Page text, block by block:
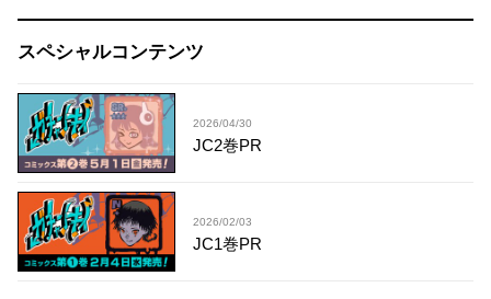
スペシャルコンテンツ
2026/04/30
JC2巻PR
2026/02/03
JC1巻PR